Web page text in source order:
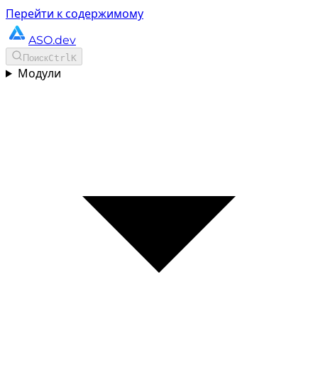
Перейти к содержимому
ASO.dev
ПоискCtrlK
Модули